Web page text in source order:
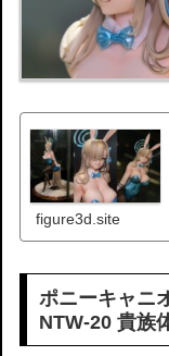
figure3d.site
ポニーキャニ
NTW-20 貴族